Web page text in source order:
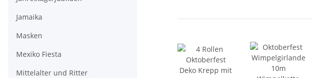
Jamaika
Masken
Mexiko Fiesta
Mittelalter und Ritter